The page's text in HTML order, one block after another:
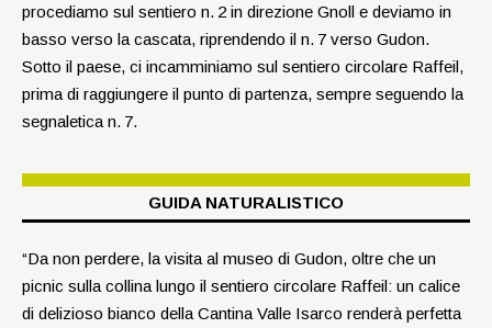
procediamo sul sentiero n. 2 in direzione Gnoll e deviamo in
basso verso la cascata, riprendendo il n. 7 verso Gudon.
Sotto il paese, ci incamminiamo sul sentiero circolare Raffeil,
prima di raggiungere il punto di partenza, sempre seguendo la
segnaletica n. 7.
GUIDA NATURALISTICO
“Da non perdere, la visita al museo di Gudon, oltre che un
picnic sulla collina lungo il sentiero circolare Raffeil: un calice
di delizioso bianco della Cantina Valle Isarco renderà perfetta